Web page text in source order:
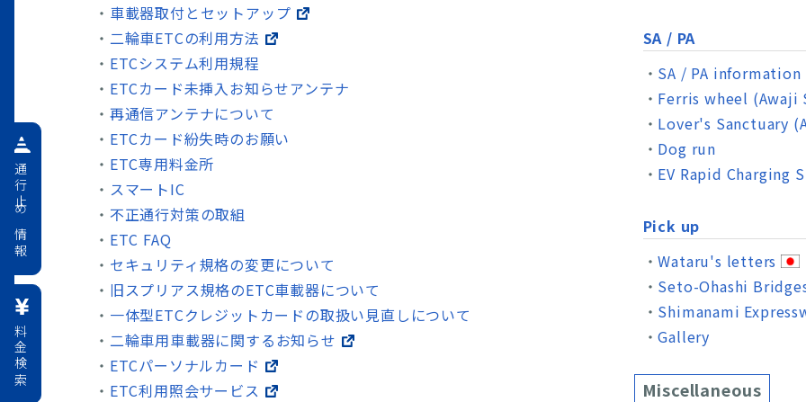
車載器取付とセットアップ
二輪車ETCの利用方法
ETCシステム利用規程
ETCカード未挿入お知らせアンテナ
再通信アンテナについて
ETCカード紛失時のお願い
ETC専用料金所
スマートIC
不正通行対策の取組
ETC FAQ
セキュリティ規格の変更について
旧スプリアス規格のETC車載器について
一体型ETCクレジットカードの取扱い見直しについて
二輪車用車載器に関するお知らせ
ETCパーソナルカード
ETC利用照会サービス
SA / PA
SA / PA information
Ferris wheel (Awaji
Lover's Sanctuary
Dog run
EV Rapid Charging
Pick up
Wataru's letters
Seto-Ohashi
Shimanami
Gallery
Miscellaneous
通行止め情報
料金検索